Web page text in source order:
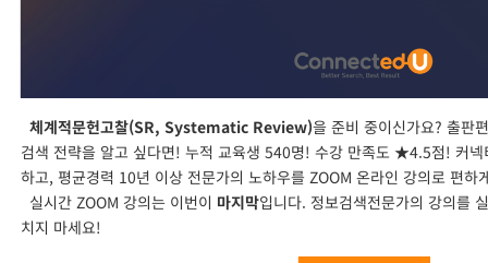
체계적문헌고찰(SR, Systematic Review)을 준비 중이신가요? 출판
검색 전략을 알고 싶다면! 누적 교육생 540명! 수강 만족도 ★4.5점! 커넥
하고, 평균경력 10년 이상 전문가의 노하우를 ZOOM 온라인 강의로 편하
실시간 ZOOM 강의는 이번이 마지막입니다. 정보검색전문가의 강의를
치지 마세요!